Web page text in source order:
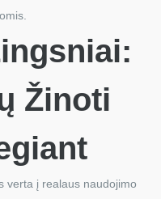
Žinoti
verta į realaus naudojimo